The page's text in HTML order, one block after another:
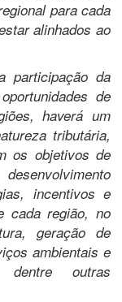
para cada
alinhados ao
participação da
de
haverá um
tributária,
os objetivos de
incentivos e
cada região, no
geração de
ambientais e
outras